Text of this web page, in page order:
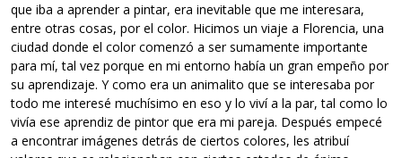
que iba a aprender a pintar, era inevitable que me interesara,
entre otras cosas, por el color. Hicimos un viaje a Florencia, una
ciudad donde el color comenzó a ser sumamente importante
para mí, tal vez porque en mi entorno había un gran empeño por
su aprendizaje. Y como era un animalito que se interesaba por
todo me interesé muchísimo en eso y lo viví a la par, tal como lo
vivía ese aprendiz de pintor que era mi pareja. Después empecé
a encontrar imágenes detrás de ciertos colores, les atribuí